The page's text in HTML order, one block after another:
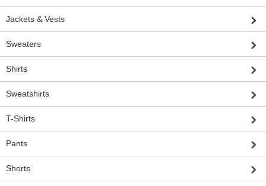
Jackets & Vests
Sweaters
Shirts
Sweatshirts
T-Shirts
Pants
Shorts